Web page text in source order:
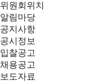
위원회위치
알림마당
공지사항
공시정보
입찰공고
채용공고
보도자료